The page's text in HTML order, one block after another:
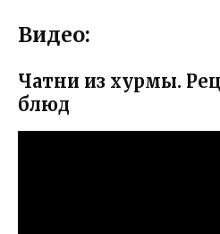
Видео:
Чатни из хурмы.
блюд